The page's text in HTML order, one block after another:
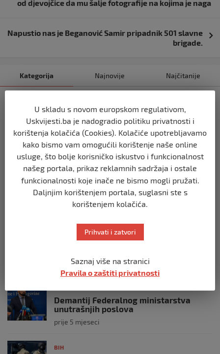
od djevojčice da mu šalje fotografije na kojima je naga
Napustio nas je Beganović Samir pripadnik 501 slavne
brigade.
Kategorija Najnovije Najčitanije
Ravnopravnost da — politička
manipulacija ne
prije 2 mjeseca
BIH
Postoje razne špekulacije oko ukidanja
OHR-a – šta vi mislite?
prije 3 mjeseca
Zašto Bakir Izetbegović trenutno ima
najveće šanse za povratak u
prije 3 mjeseca
Demantij Federalnog ministarstva
unutrašnjih poslova
prije 5 mjeseci
BIH
U skladu s novom europskom regulativom,
Uskvijesti.ba je nadogradio politiku privatnosti i
korištenja kolačića (Cookies). Kolačiće upotrebljavamo
kako bismo vam omogućili korištenje naše online
usluge, što bolje korisničko iskustvo i funkcionalnost
našeg portala, prikaz reklamnih sadržaja i ostale
funkcionalnosti koje inače ne bismo mogli pružati.
Daljnjim korištenjem portala, suglasni ste s
korištenjem kolačića.
Prihvati i zatvori
Saznaj više na stranici
Pravila o zaštiti privatnosti